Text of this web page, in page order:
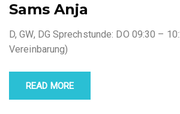
Sams Anja
D, GW, DG Sprechstunde: DO 09:30 –
Vereinbarung)
READ MORE